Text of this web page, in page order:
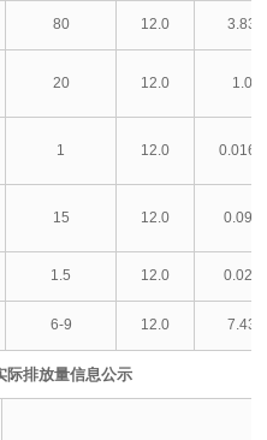
80 12.0 3.83
20 12.0 1.0
1 12.0 0.0168
15 12.0 0.099
1.5 12.0 0.026
6-9 12.0 7.43
际排放量信息公示